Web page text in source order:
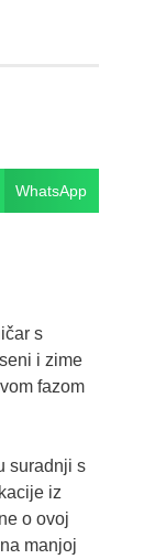
WhatsApp
s
i zime
fazom
suradnji s
iz
o ovoj
manjoj